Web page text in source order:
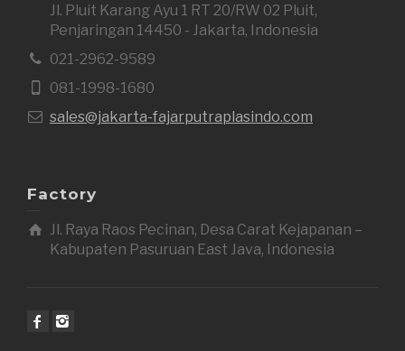
Jl. Pluit Karang Ayu 1 RT 20/RW 02 Pluit,
Penjaringan 14450 - Jakarta, Indonesia
021-2962-9589
081-1998-1680
sales@jakarta-fajarputraplasindo.com
Factory
Jl. Raya Raos Pecinan, Desa Carat Kejapanan –
Kabupaten Pasuruan East Java, Indonesia